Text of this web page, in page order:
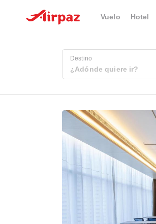
Vuelo Hotel
Destino